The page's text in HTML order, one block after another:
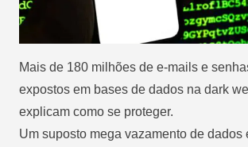
Mais de 180 milhões de e-mails e
expostos em bases de dados na dark
explicam como se proteger.
Um suposto mega vazamento de dados